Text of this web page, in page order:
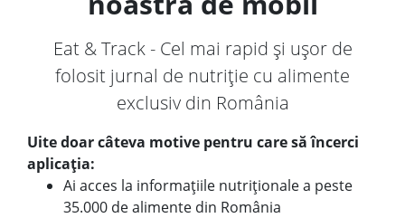
Eat & Track - Cel mai rapid și ușor de
folosit jurnal de nutriție cu alimente
exclusiv din România
Uite doar câteva motive pentru care să încerci
aplicația:
Ai acces la informațiile nutriționale a peste
35.000 de alimente din România